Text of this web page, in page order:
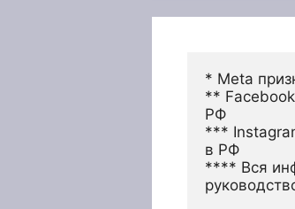
* Meta
**
РФ
***
в РФ
**** Вся